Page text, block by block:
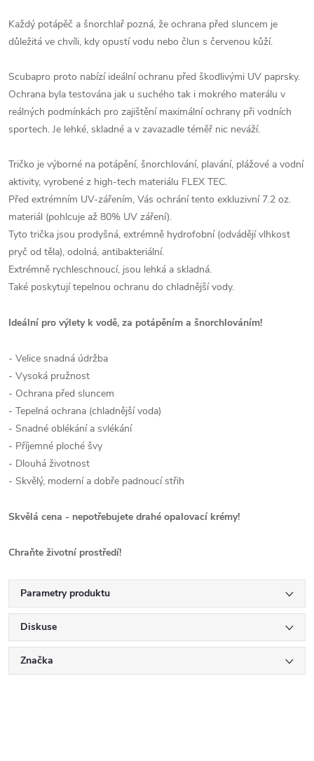
Každý potápěč a šnorchlař pozná, že ochrana před sluncem je
důležitá ve chvíli, kdy opustí vodu nebo člun s červenou kůží.
Scubapro proto nabízí ideální ochranu před škodlivými UV paprsky.
Ochrana byla testována jak u suchého tak i mokrého materálu v
reálných podmínkách pro zajištění maximální ochrany při vodních
sportech. Je lehké, skladné a v zavazadle téměř nic neváží.
Tričko je výborné na potápění, šnorchlování, plavání, plážové a vodní
aktivity, vyrobené z high-tech materiálu FLEX TEC.
Před extrémním UV-zářením, Vás ochrání tento exkluzivní 7.2 oz.
materiál (pohlcuje až 80% UV záření).
Tyto trička jsou prodyšná, extrémně hydrofobní (odvádějí vlhkost
pryč od těla), odolná, antibakteriální.
Extrémně rychleschnoucí, jsou lehká a skladná.
Také poskytují tepelnou ochranu do chladnější vody.
Ideální pro výlety k vodě, za potápěním a šnorchlováním!
- Velice snadná údržba
- Vysoká pružnost
- Ochrana před sluncem
- Tepelná ochrana (chladnější voda)
- Snadné oblékání a svlékání
- Příjemné ploché švy
- Dlouhá životnost
- Skvělý, moderní a dobře padnoucí střih
Skvělá cena - nepotřebujete drahé opalovací krémy!
Chraňte životní prostředí!
Parametry produktu
Diskuse
Značka